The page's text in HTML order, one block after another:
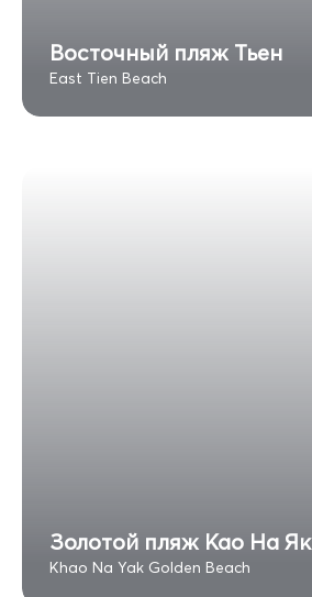
Восточный пляж Тьен
East Tien Beach
Золотой пляж Као На Як
Khao Na Yak Golden Beach